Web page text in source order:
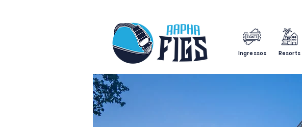
Ingressos Resorts